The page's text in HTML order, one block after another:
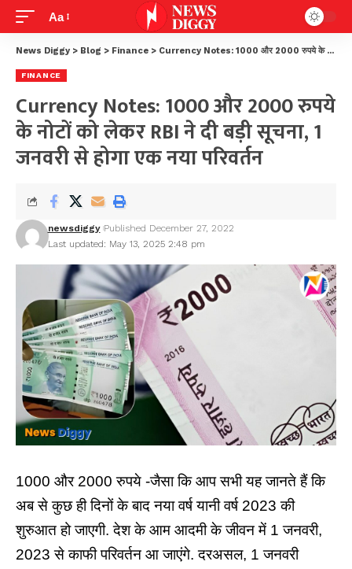
Aa
News Diggy > Blog > Finance > Currency Notes: 1000 और 2000 रुपये के नोटों को लेकर RBI ने दी बड़ी सूचना, 1 जनवरी से होगा एक नया परिवर्तन
FINANCE
Currency Notes: 1000 और 2000 रुपये
के नोटों को लेकर RBI ने दी बड़ी सूचना, 1
जनवरी से होगा एक नया परिवर्तन
Last updated: May 13, 2025 2:48 pm
newsdiggy Published December 27, 2022
1000 और 2000 रुपये -जैसा कि आप सभी यह जानते हैं कि
अब से कुछ ही दिनों के बाद नया वर्ष यानी वर्ष 2023 की
शुरुआत हो जाएगी. देश के आम आदमी के जीवन में 1 जनवरी,
2023 से काफी परिवर्तन आ जाएंगे. दरअसल, 1 जनवरी